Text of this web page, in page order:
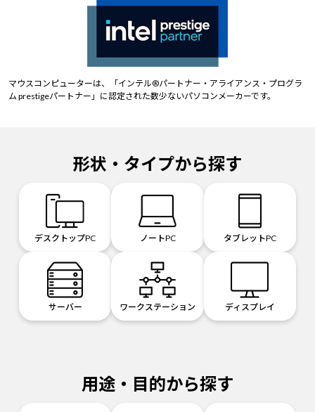
マウスコンピューターは、「インテル®パートナー・アライアンス・プログラ
ム prestigeパートナー」に認定された数少ないパソコンメーカーです。
形状・タイプから探す
デスクトップPC ノートPC タブレットPC
サーバー ワークステーション ディスプレイ
用途・目的から探す